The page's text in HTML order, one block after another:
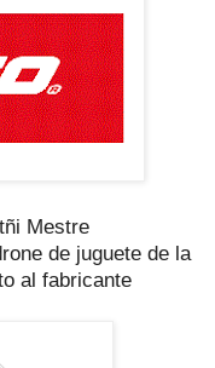
Mestre
de juguete de la
al fabricante